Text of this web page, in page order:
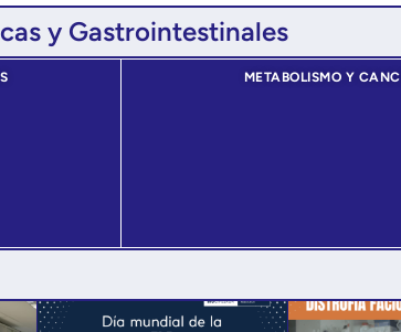
y Gastrointestinales
METABOLISMO Y